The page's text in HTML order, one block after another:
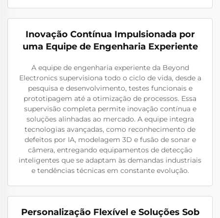
Inovação Contínua Impulsionada por
uma Equipe de Engenharia Experiente
A equipe de engenharia experiente da Beyond
Electronics supervisiona todo o ciclo de vida, desde a
pesquisa e desenvolvimento, testes funcionais e
prototipagem até a otimização de processos. Essa
supervisão completa permite inovação contínua e
soluções alinhadas ao mercado. A equipe integra
tecnologias avançadas, como reconhecimento de
defeitos por IA, modelagem 3D e fusão de sonar e
câmera, entregando equipamentos de detecção
inteligentes que se adaptam às demandas industriais
e tendências técnicas em constante evolução.
Personalização Flexível e Soluções Sob